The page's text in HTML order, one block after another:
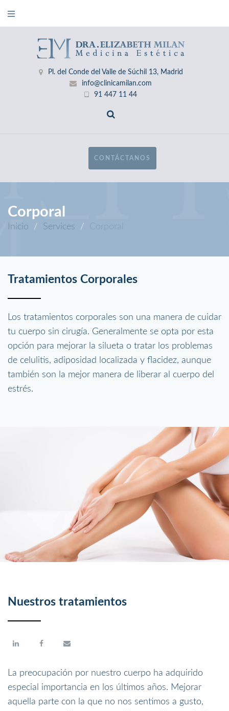
Pl. del Conde del Valle de Súchil 13, Madrid
info@clinicamilan.com
91 447 11 44
CONTÁCTANOS
Corporal
Inicio / Services /
Tratamientos Corporales
Los tratamientos corporales son una manera de cuidar
tu cuerpo sin cirugía. Generalmente se opta por esta
opción para mejorar la silueta o tratar los problemas
de celulitis, adiposidad localizada y flacidez, aunque
también son la mejor manera de liberar al cuerpo del
estrés.
Nuestros tratamientos
La preocupación por nuestro cuerpo ha adquirido
especial importancia en los últimos años. Mejorar
aquella parte con la que no nos sentimos a gusto,